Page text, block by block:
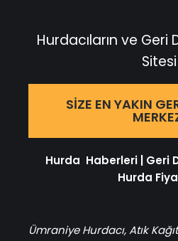
Hurdacıların ve
Sitesi
SIZE EN YAKIN
Hurda Haberleri| Geri
Hurda
Ümraniye Hurdacı,Atık